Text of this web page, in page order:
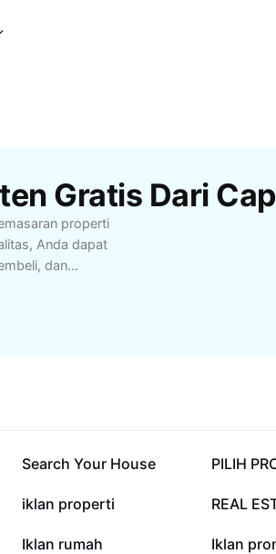
Gratis Dari
properti
Anda dapat
dan
yang menampilkan
informasi sesuai
dengan konten
teratas di hasil
jangkauan
properti konten
penjualan properti,
pemilik properti,
13,5 rb
Search Your House 12,2 rb
PILIH
2,3 rb
iklan properti 1,7 rb
REAL
379
Iklan rumah 18
Iklan